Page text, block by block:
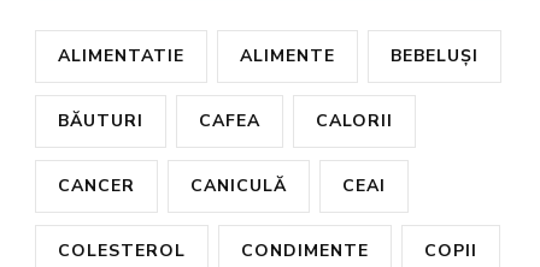
ALIMENTATIE ALIMENTE BEBELUȘI
BĂUTURI CAFEA CALORII
CANCER CANICULĂ CEAI
COLESTEROL CONDIMENTE COPII